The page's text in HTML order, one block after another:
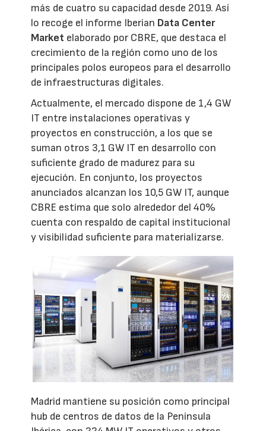
más de cuatro su capacidad desde 2019. Así
lo recoge el informe Iberian Data Center
Market elaborado por CBRE, que destaca el
crecimiento de la región como uno de los
principales polos europeos para el desarrollo
de infraestructuras digitales.
Actualmente, el mercado dispone de 1,4 GW
IT entre instalaciones operativas y
proyectos en construcción, a los que se
suman otros 3,1 GW IT en desarrollo con
suficiente grado de madurez para su
ejecución. En conjunto, los proyectos
anunciados alcanzan los 10,5 GW IT, aunque
CBRE estima que solo alrededor del 40%
cuenta con respaldo de capital institucional
y visibilidad suficiente para materializarse.
Madrid mantiene su posición como principal
hub de centros de datos de la Península